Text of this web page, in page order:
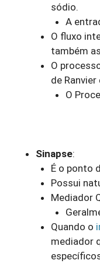
sódio.
A
O fluxo
também
O
de
O
Sinapse:
É o ponto
Possui
Mediador
Quando o
mediador